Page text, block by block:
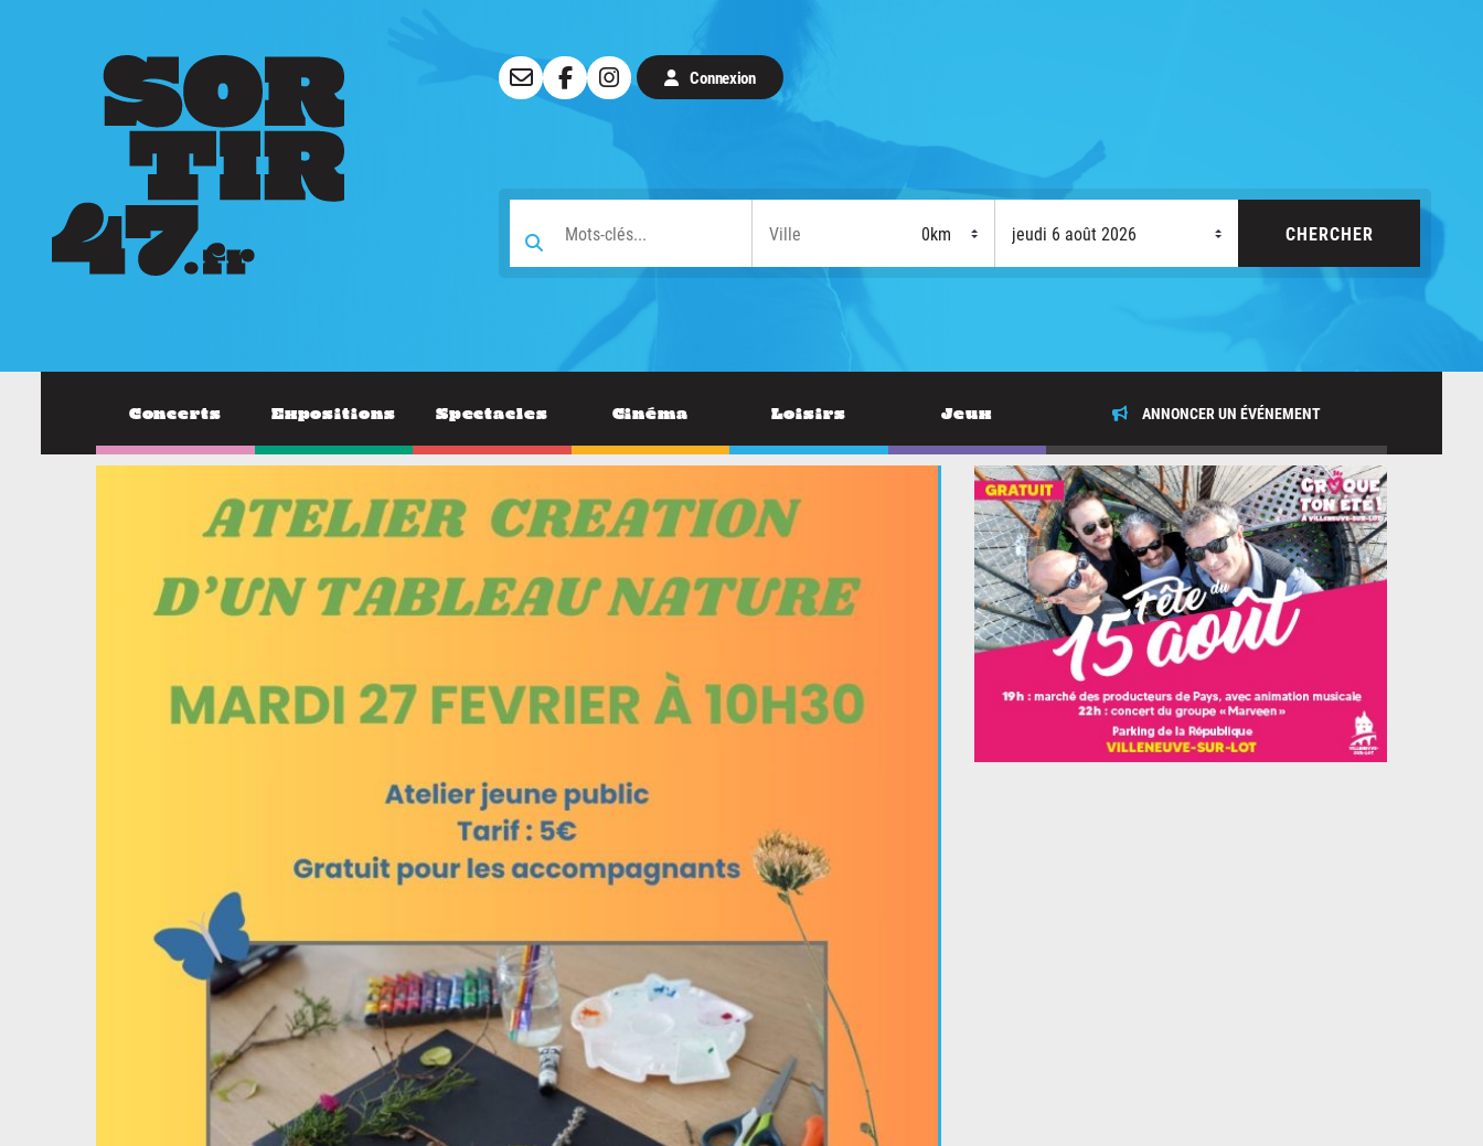
Connexion
Concerts Expositions Spectacles Cinéma Loisirs Jeux ANNONCER UN ÉVÉNEMENT